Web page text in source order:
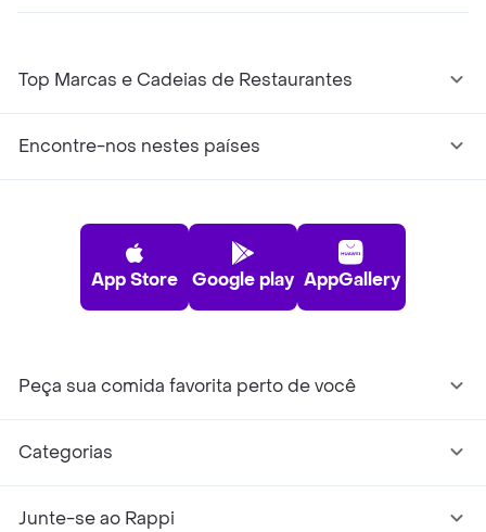
Top Marcas e Cadeias de Restaurantes
Encontre-nos nestes países
App Store Google play AppGallery
Peça sua comida favorita perto de você
Categorias
Junte-se ao Rappi